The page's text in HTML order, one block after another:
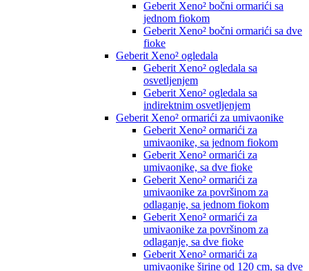
Geberit Xeno² bočni ormarići sa
jednom fiokom
Geberit Xeno² bočni ormarići sa dve
fioke
Geberit Xeno² ogledala
Geberit Xeno² ogledala sa
osvetljenjem
Geberit Xeno² ogledala sa
indirektnim osvetljenjem
Geberit Xeno² ormarići za umivaonike
Geberit Xeno² ormarići za
umivaonike, sa jednom fiokom
Geberit Xeno² ormarići za
umivaonike, sa dve fioke
Geberit Xeno² ormarići za
umivaonike za površinom za
odlaganje, sa jednom fiokom
Geberit Xeno² ormarići za
umivaonike za površinom za
odlaganje, sa dve fioke
Geberit Xeno² ormarići za
umivaonike širine od 120 cm, sa dve